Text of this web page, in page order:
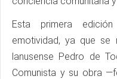
Esta primera
emotividad, ya que se
lanusense Pedro de
Comunista y su obra